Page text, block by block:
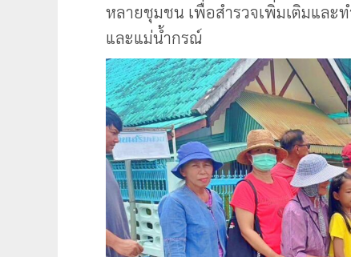
หลายชุมชน เพื่อสำรวจเพิ่มเติมและ
และแม่น้ำกรณ์